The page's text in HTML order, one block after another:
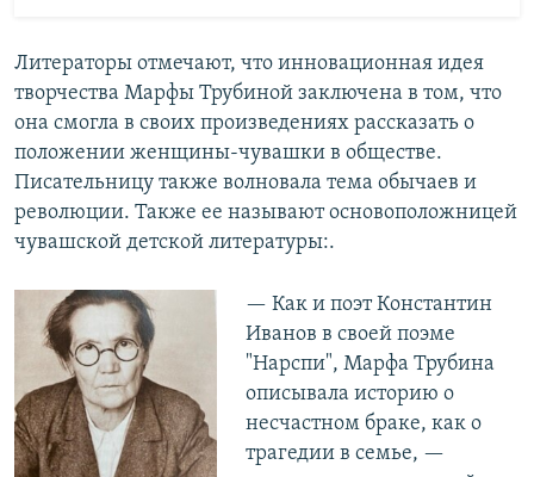
Литераторы отмечают, что инновационная идея
творчества Марфы Трубиной заключена в том, что
она смогла в своих произведениях рассказать о
положении женщины-чувашки в обществе.
Писательницу также волновала тема обычаев и
революции. Также ее называют основоположницей
чувашской детской литературы:.
— Как и поэт Константин
Иванов в своей поэме
"Нарспи", Марфа Трубина
описывала историю о
несчастном браке, как о
трагедии в семье, —